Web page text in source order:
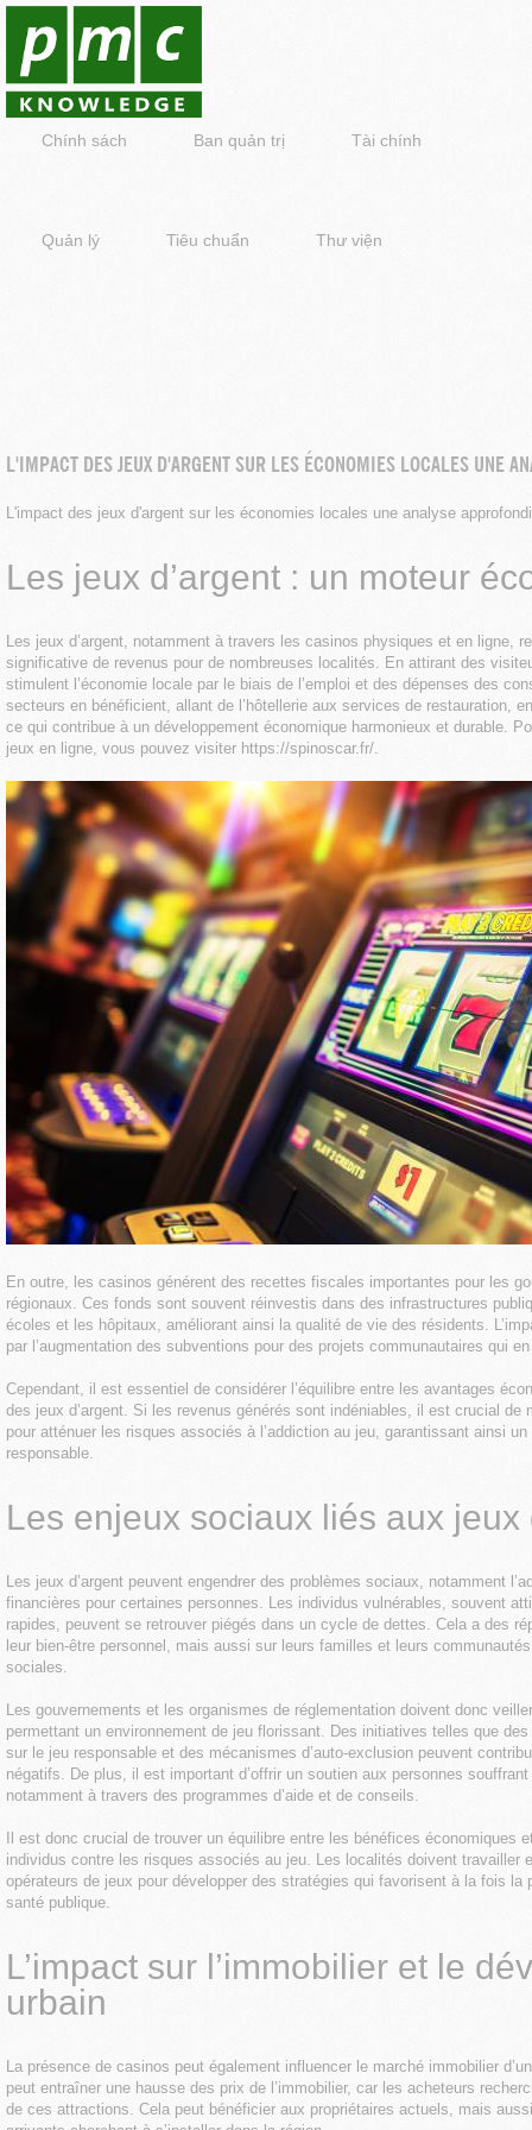
Chính sách Ban quản trị Tài chính
Quản lý Tiêu chuẩn Thư viện
L'IMPACT DES JEUX D'ARGENT SUR LES ÉCONOMIES LOCALES UNE
L'impact des jeux d'argent sur les économies locales une analyse
Les jeux d’argent : un moteur
Les jeux d’argent, notamment à travers les casinos physiques et en ligne,
significative de revenus pour de nombreuses localités. En attirant des
stimulent l’économie locale par le biais de l’emploi et des dépenses des
secteurs en bénéficient, allant de l’hôtellerie aux services de restauration,
ce qui contribue à un développement économique harmonieux et durable.
jeux en ligne, vous pouvez visiter https://spinoscar.fr/.
En outre, les casinos générent des recettes fiscales importantes pour les
régionaux. Ces fonds sont souvent réinvestis dans des infrastructures
écoles et les hôpitaux, améliorant ainsi la qualité de vie des résidents.
par l’augmentation des subventions pour des projets communautaires qui
Cependant, il est essentiel de considérer l’équilibre entre les avantages
des jeux d’argent. Si les revenus générés sont indéniables, il est crucial de
pour atténuer les risques associés à l’addiction au jeu, garantissant ainsi
responsable.
Les enjeux sociaux liés aux jeux
Les jeux d’argent peuvent engendrer des problèmes sociaux, notamment
financières pour certaines personnes. Les individus vulnérables, souvent
rapides, peuvent se retrouver piégés dans un cycle de dettes. Cela a des
leur bien-être personnel, mais aussi sur leurs familles et leurs
sociales.
Les gouvernements et les organismes de réglementation doivent donc
permettant un environnement de jeu florissant. Des initiatives telles que
sur le jeu responsable et des mécanismes d’auto-exclusion peuvent
négatifs. De plus, il est important d’offrir un soutien aux personnes
notamment à travers des programmes d’aide et de conseils.
Il est donc crucial de trouver un équilibre entre les bénéfices économiques
individus contre les risques associés au jeu. Les localités doivent travailler
opérateurs de jeux pour développer des stratégies qui favorisent à la fois la
santé publique.
L’impact sur l’immobilier et le
urbain
La présence de casinos peut également influencer le marché immobilier
peut entraîner une hausse des prix de l’immobilier, car les acheteurs
de ces attractions. Cela peut bénéficier aux propriétaires actuels, mais